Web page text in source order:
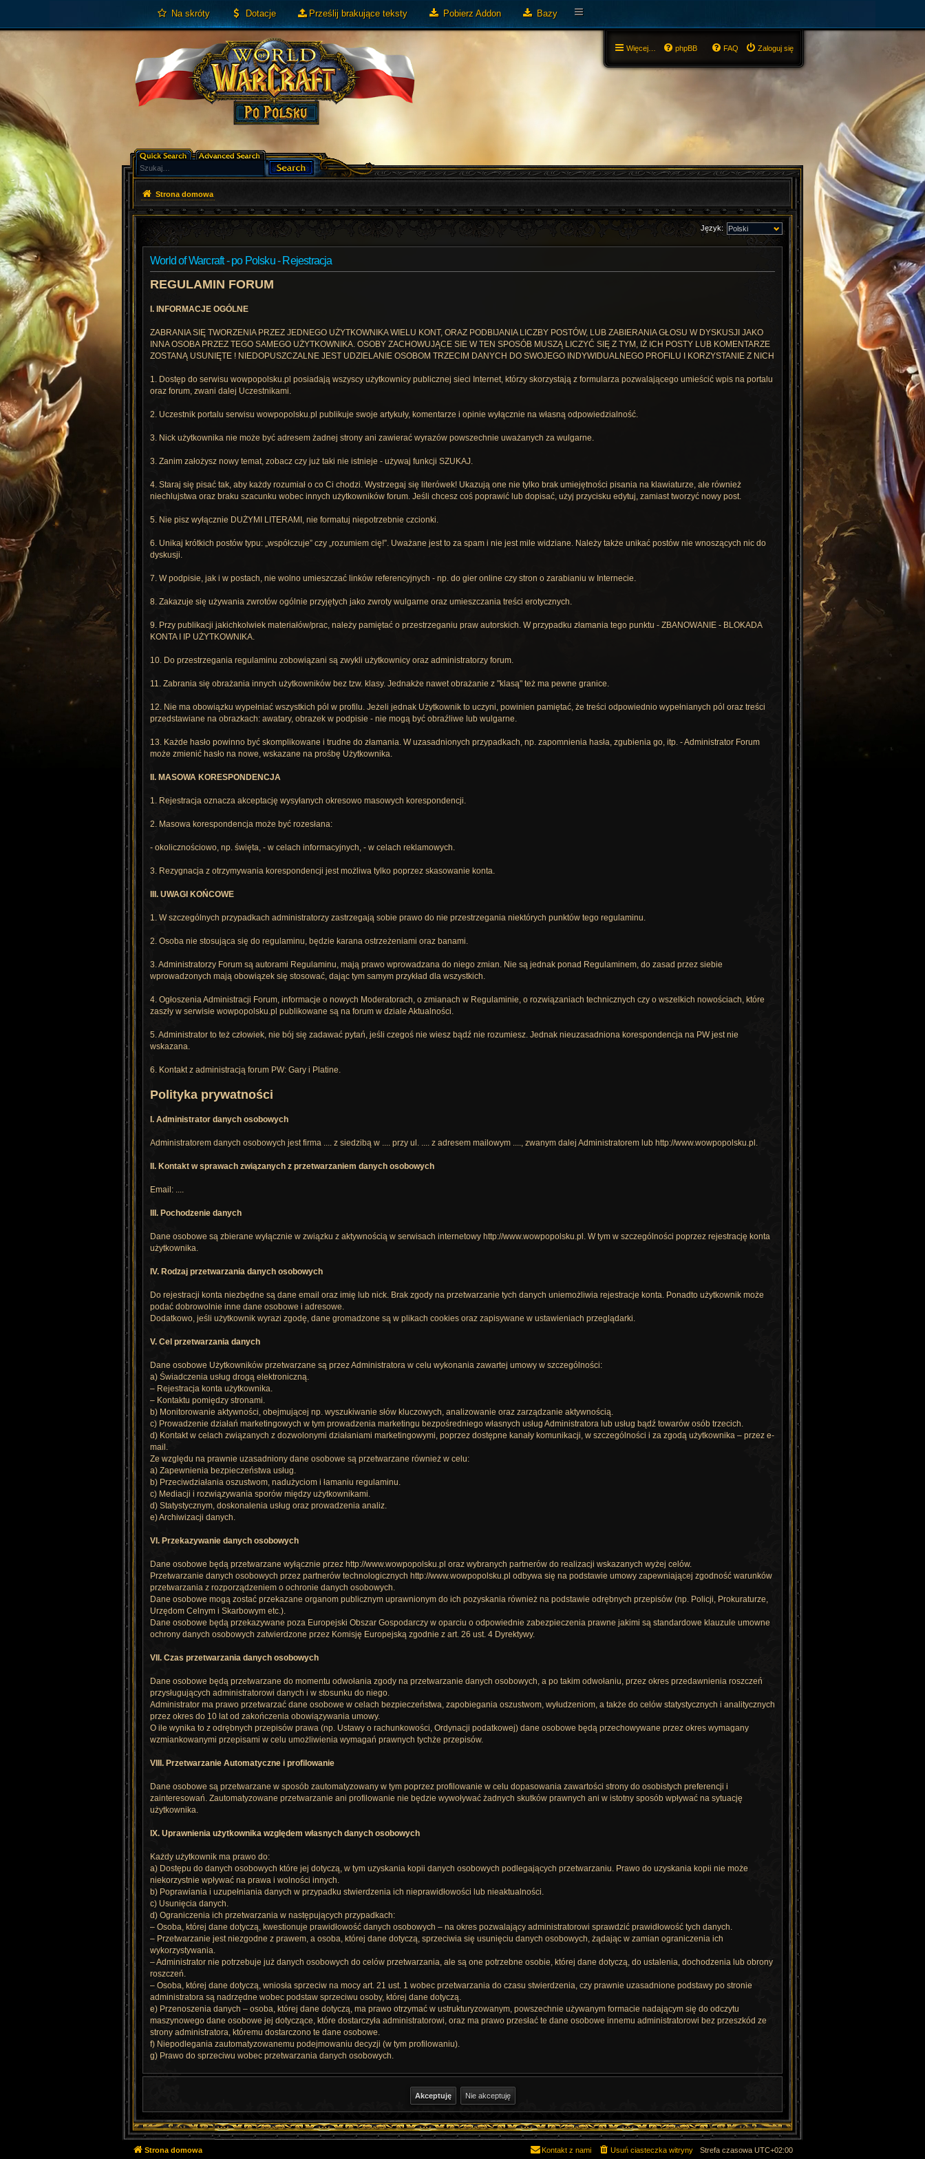
Na skróty Dotacje Prześlij brakujące teksty Pobierz Addon Bazy
Więcej… Zaloguj się
FAQ
phpBB
Strona domowa
Język:
World of Warcraft - po Polsku - Rejestracja
REGULAMIN FORUM
I. INFORMACJE OGÓLNE
ZABRANIA SIĘ TWORZENIA PRZEZ JEDNEGO UŻYTKOWNIKA WIELU KONT, ORAZ PODBIJANIA LICZBY POSTÓW, LUB ZABIERANIA GŁOSU W DYSKUSJI JAKO
INNA OSOBA PRZEZ TEGO SAMEGO UŻYTKOWNIKA. OSOBY ZACHOWUJĄCE SIE W TEN SPOSÓB MUSZĄ LICZYĆ SIĘ Z TYM, IŻ ICH POSTY LUB KOMENTARZE
ZOSTANĄ USUNIĘTE ! NIEDOPUSZCZALNE JEST UDZIELANIE OSOBOM TRZECIM DANYCH DO SWOJEGO INDYWIDUALNEGO PROFILU I KORZYSTANIE Z NICH
1. Dostęp do serwisu wowpopolsku.pl posiadają wszyscy użytkownicy publicznej sieci Internet, którzy skorzystają z formularza pozwalającego umieścić wpis na portalu
oraz forum, zwani dalej Uczestnikami.
2. Uczestnik portalu serwisu wowpopolsku.pl publikuje swoje artykuły, komentarze i opinie wyłącznie na własną odpowiedzialność.
3. Nick użytkownika nie może być adresem żadnej strony ani zawierać wyrazów powszechnie uważanych za wulgarne.
3. Zanim założysz nowy temat, zobacz czy już taki nie istnieje - używaj funkcji SZUKAJ.
4. Staraj się pisać tak, aby każdy rozumiał o co Ci chodzi. Wystrzegaj się literówek! Ukazują one nie tylko brak umiejętności pisania na klawiaturze, ale również
niechlujstwa oraz braku szacunku wobec innych użytkowników forum. Jeśli chcesz coś poprawić lub dopisać, użyj przycisku edytuj, zamiast tworzyć nowy post.
5. Nie pisz wyłącznie DUŻYMI LITERAMI, nie formatuj niepotrzebnie czcionki.
6. Unikaj krótkich postów typu: „współczuje” czy „rozumiem cię!”. Uważane jest to za spam i nie jest mile widziane. Należy także unikać postów nie wnoszących nic do
dyskusji.
7. W podpisie, jak i w postach, nie wolno umieszczać linków referencyjnych - np. do gier online czy stron o zarabianiu w Internecie.
8. Zakazuje się używania zwrotów ogólnie przyjętych jako zwroty wulgarne oraz umieszczania treści erotycznych.
9. Przy publikacji jakichkolwiek materiałów/prac, należy pamiętać o przestrzeganiu praw autorskich. W przypadku złamania tego punktu - ZBANOWANIE - BLOKADA
KONTA I IP UŻYTKOWNIKA.
10. Do przestrzegania regulaminu zobowiązani są zwykli użytkownicy oraz administratorzy forum.
11. Zabrania się obrażania innych użytkowników bez tzw. klasy. Jednakże nawet obrażanie z "klasą" też ma pewne granice.
12. Nie ma obowiązku wypełniać wszystkich pól w profilu. Jeżeli jednak Użytkownik to uczyni, powinien pamiętać, że treści odpowiednio wypełnianych pól oraz treści
przedstawiane na obrazkach: awatary, obrazek w podpisie - nie mogą być obraźliwe lub wulgarne.
13. Każde hasło powinno być skomplikowane i trudne do złamania. W uzasadnionych przypadkach, np. zapomnienia hasła, zgubienia go, itp. - Administrator Forum
może zmienić hasło na nowe, wskazane na prośbę Użytkownika.
II. MASOWA KORESPONDENCJA
1. Rejestracja oznacza akceptację wysyłanych okresowo masowych korespondencji.
2. Masowa korespondencja może być rozesłana:
- okolicznościowo, np. święta, - w celach informacyjnych, - w celach reklamowych.
3. Rezygnacja z otrzymywania korespondencji jest możliwa tylko poprzez skasowanie konta.
III. UWAGI KOŃCOWE
1. W szczególnych przypadkach administratorzy zastrzegają sobie prawo do nie przestrzegania niektórych punktów tego regulaminu.
2. Osoba nie stosująca się do regulaminu, będzie karana ostrzeżeniami oraz banami.
3. Administratorzy Forum są autorami Regulaminu, mają prawo wprowadzana do niego zmian. Nie są jednak ponad Regulaminem, do zasad przez siebie
wprowadzonych mają obowiązek się stosować, dając tym samym przykład dla wszystkich.
4. Ogłoszenia Administracji Forum, informacje o nowych Moderatorach, o zmianach w Regulaminie, o rozwiązaniach technicznych czy o wszelkich nowościach, które
zaszły w serwisie wowpopolsku.pl publikowane są na forum w dziale Aktualności.
5. Administrator to też człowiek, nie bój się zadawać pytań, jeśli czegoś nie wiesz bądź nie rozumiesz. Jednak nieuzasadniona korespondencja na PW jest nie
wskazana.
6. Kontakt z administracją forum PW: Gary i Platine.
Polityka prywatności
I. Administrator danych osobowych
Administratorem danych osobowych jest firma .... z siedzibą w .... przy ul. .... z adresem mailowym ...., zwanym dalej Administratorem lub http://www.wowpopolsku.pl.
II. Kontakt w sprawach związanych z przetwarzaniem danych osobowych
Email: ....
III. Pochodzenie danych
Dane osobowe są zbierane wyłącznie w związku z aktywnością w serwisach internetowy http://www.wowpopolsku.pl. W tym w szczególności poprzez rejestrację konta
użytkownika.
IV. Rodzaj przetwarzania danych osobowych
Do rejestracji konta niezbędne są dane email oraz imię lub nick. Brak zgody na przetwarzanie tych danych uniemożliwia rejestracje konta. Ponadto użytkownik może
podać dobrowolnie inne dane osobowe i adresowe.
Dodatkowo, jeśli użytkownik wyrazi zgodę, dane gromadzone są w plikach cookies oraz zapisywane w ustawieniach przeglądarki.
V. Cel przetwarzania danych
Dane osobowe Użytkowników przetwarzane są przez Administratora w celu wykonania zawartej umowy w szczególności:
a) Świadczenia usług drogą elektroniczną.
– Rejestracja konta użytkownika.
– Kontaktu pomiędzy stronami.
b) Monitorowanie aktywności, obejmującej np. wyszukiwanie słów kluczowych, analizowanie oraz zarządzanie aktywnością.
c) Prowadzenie działań marketingowych w tym prowadzenia marketingu bezpośredniego własnych usług Administratora lub usług bądź towarów osób trzecich.
d) Kontakt w celach związanych z dozwolonymi działaniami marketingowymi, poprzez dostępne kanały komunikacji, w szczególności i za zgodą użytkownika – przez e-
mail.
Ze względu na prawnie uzasadniony dane osobowe są przetwarzane również w celu:
a) Zapewnienia bezpieczeństwa usług.
b) Przeciwdziałania oszustwom, nadużyciom i łamaniu regulaminu.
c) Mediacji i rozwiązywania sporów między użytkownikami.
d) Statystycznym, doskonalenia usług oraz prowadzenia analiz.
e) Archiwizacji danych.
VI. Przekazywanie danych osobowych
Dane osobowe będą przetwarzane wyłącznie przez http://www.wowpopolsku.pl oraz wybranych partnerów do realizacji wskazanych wyżej celów.
Przetwarzanie danych osobowych przez partnerów technologicznych http://www.wowpopolsku.pl odbywa się na podstawie umowy zapewniającej zgodność warunków
przetwarzania z rozporządzeniem o ochronie danych osobowych.
Dane osobowe mogą zostać przekazane organom publicznym uprawnionym do ich pozyskania również na podstawie odrębnych przepisów (np. Policji, Prokuraturze,
Urzędom Celnym i Skarbowym etc.).
Dane osobowe będą przekazywane poza Europejski Obszar Gospodarczy w oparciu o odpowiednie zabezpieczenia prawne jakimi są standardowe klauzule umowne
ochrony danych osobowych zatwierdzone przez Komisję Europejską zgodnie z art. 26 ust. 4 Dyrektywy.
VII. Czas przetwarzania danych osobowych
Dane osobowe będą przetwarzane do momentu odwołania zgody na przetwarzanie danych osobowych, a po takim odwołaniu, przez okres przedawnienia roszczeń
przysługujących administratorowi danych i w stosunku do niego.
Administrator ma prawo przetwarzać dane osobowe w celach bezpieczeństwa, zapobiegania oszustwom, wyłudzeniom, a także do celów statystycznych i analitycznych
przez okres do 10 lat od zakończenia obowiązywania umowy.
O ile wynika to z odrębnych przepisów prawa (np. Ustawy o rachunkowości, Ordynacji podatkowej) dane osobowe będą przechowywane przez okres wymagany
wzmiankowanymi przepisami w celu umożliwienia wymagań prawnych tychże przepisów.
VIII. Przetwarzanie Automatyczne i profilowanie
Dane osobowe są przetwarzane w sposób zautomatyzowany w tym poprzez profilowanie w celu dopasowania zawartości strony do osobistych preferencji i
zainteresowań. Zautomatyzowane przetwarzanie ani profilowanie nie będzie wywoływać żadnych skutków prawnych ani w istotny sposób wpływać na sytuację
użytkownika.
IX. Uprawnienia użytkownika względem własnych danych osobowych
Każdy użytkownik ma prawo do:
a) Dostępu do danych osobowych które jej dotyczą, w tym uzyskania kopii danych osobowych podlegających przetwarzaniu. Prawo do uzyskania kopii nie może
niekorzystnie wpływać na prawa i wolności innych.
b) Poprawiania i uzupełniania danych w przypadku stwierdzenia ich nieprawidłowości lub nieaktualności.
c) Usunięcia danych.
d) Ograniczenia ich przetwarzania w następujących przypadkach:
– Osoba, której dane dotyczą, kwestionuje prawidłowość danych osobowych – na okres pozwalający administratorowi sprawdzić prawidłowość tych danych.
– Przetwarzanie jest niezgodne z prawem, a osoba, której dane dotyczą, sprzeciwia się usunięciu danych osobowych, żądając w zamian ograniczenia ich
wykorzystywania.
– Administrator nie potrzebuje już danych osobowych do celów przetwarzania, ale są one potrzebne osobie, której dane dotyczą, do ustalenia, dochodzenia lub obrony
roszczeń.
– Osoba, której dane dotyczą, wniosła sprzeciw na mocy art. 21 ust. 1 wobec przetwarzania do czasu stwierdzenia, czy prawnie uzasadnione podstawy po stronie
administratora są nadrzędne wobec podstaw sprzeciwu osoby, której dane dotyczą.
e) Przenoszenia danych – osoba, której dane dotyczą, ma prawo otrzymać w ustrukturyzowanym, powszechnie używanym formacie nadającym się do odczytu
maszynowego dane osobowe jej dotyczące, które dostarczyła administratorowi, oraz ma prawo przesłać te dane osobowe innemu administratorowi bez przeszkód ze
strony administratora, któremu dostarczono te dane osobowe.
f) Niepodlegania zautomatyzowanemu podejmowaniu decyzji (w tym profilowaniu).
g) Prawo do sprzeciwu wobec przetwarzania danych osobowych.
Strona domowa Strefa czasowa UTC+02:00
Usuń ciasteczka witryny
Kontakt z nami